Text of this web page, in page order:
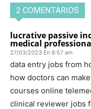
2 COMENTARIOS
lucrative passive
medical
27/03/2023 En 8:57 am
data entry jobs from
how doctors can
courses online
clinical reviewer jobs